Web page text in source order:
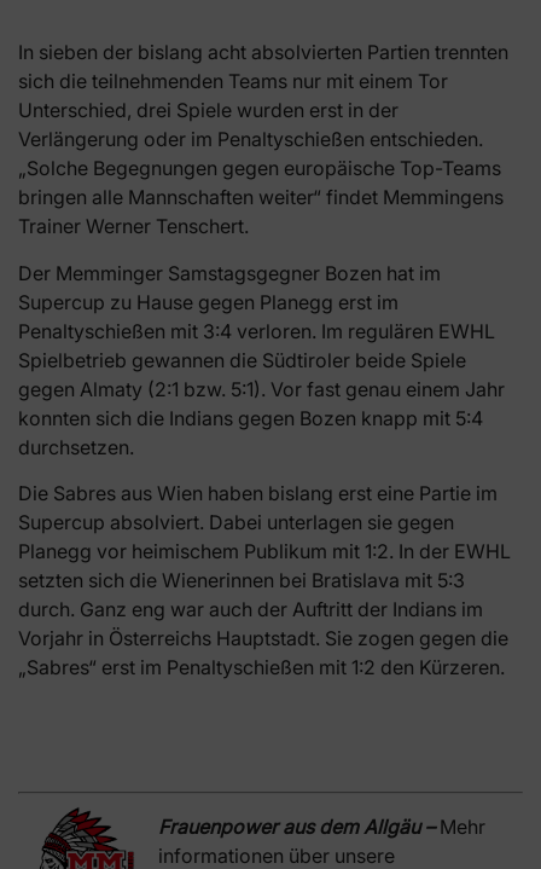
In sieben der bislang acht absolvierten Partien trennten
sich die teilnehmenden Teams nur mit einem Tor
Unterschied, drei Spiele wurden erst in der
Verlängerung oder im Penaltyschießen entschieden.
„Solche Begegnungen gegen europäische Top-Teams
bringen alle Mannschaften weiter“ findet Memmingens
Trainer Werner Tenschert.
Der Memminger Samstagsgegner Bozen hat im
Supercup zu Hause gegen Planegg erst im
Penaltyschießen mit 3:4 verloren. Im regulären EWHL
Spielbetrieb gewannen die Südtiroler beide Spiele
gegen Almaty (2:1 bzw. 5:1). Vor fast genau einem Jahr
konnten sich die Indians gegen Bozen knapp mit 5:4
durchsetzen.
Die Sabres aus Wien haben bislang erst eine Partie im
Supercup absolviert. Dabei unterlagen sie gegen
Planegg vor heimischem Publikum mit 1:2. In der EWHL
setzten sich die Wienerinnen bei Bratislava mit 5:3
durch. Ganz eng war auch der Auftritt der Indians im
Vorjahr in Österreichs Hauptstadt. Sie zogen gegen die
„Sabres“ erst im Penaltyschießen mit 1:2 den Kürzeren.
Frauenpower aus dem Allgäu –Mehr
informationen über unsere